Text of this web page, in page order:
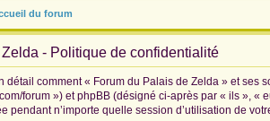
du forum
- Politique de confidentialité
détail comment « Forum du Palais de Zelda » et ses
forum ») et phpBB (désigné ci-après par « ils »,
pendant n’importe quelle session d’utilisation de